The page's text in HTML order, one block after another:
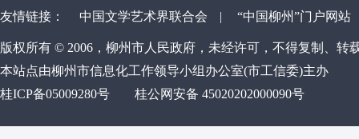
友情链接： 中国文学艺术界联合会 | “中国柳州”门户网站
版权所有 © 2006，柳州市人民政府，未经许可，不得复制、转
本站点由柳州市信息化工作领导小组办公室(市工信委)主办
桂ICP备05009280号
桂公网安备 45020202000090号